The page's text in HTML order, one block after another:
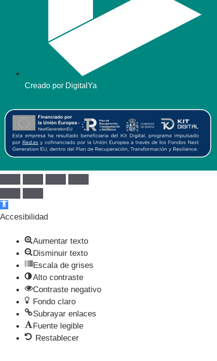
Creado por DigitalYa
Abrir barra de herramientas
Accesibilidad
Aumentar texto
Disminuir texto
Escala de grises
Alto contraste
Contraste negativo
Fondo claro
Subrayar enlaces
Fuente legible
Restablecer